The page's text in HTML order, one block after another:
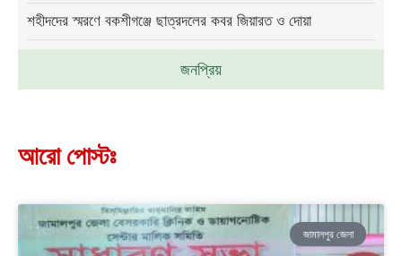
জনপ্রিয়
শহীদদের স্মরণে বকশীগঞ্জে ছাত্রদলের কবর জিয়ারত ও দোয়া
আরো পোস্টঃ
জামালপুর জেলা